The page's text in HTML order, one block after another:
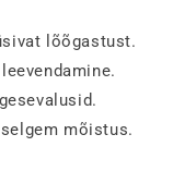
lõõgastust.
mõistus.